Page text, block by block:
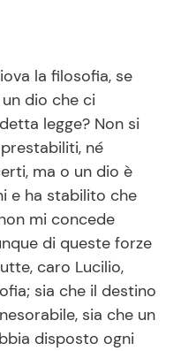
la filosofia, se
dio che ci
legge? Non si
né
ma o un dio è
e ha stabilito che
mi concede
di queste forze
caro Lucilio,
sia che il destino
sia che un
disposto ogni